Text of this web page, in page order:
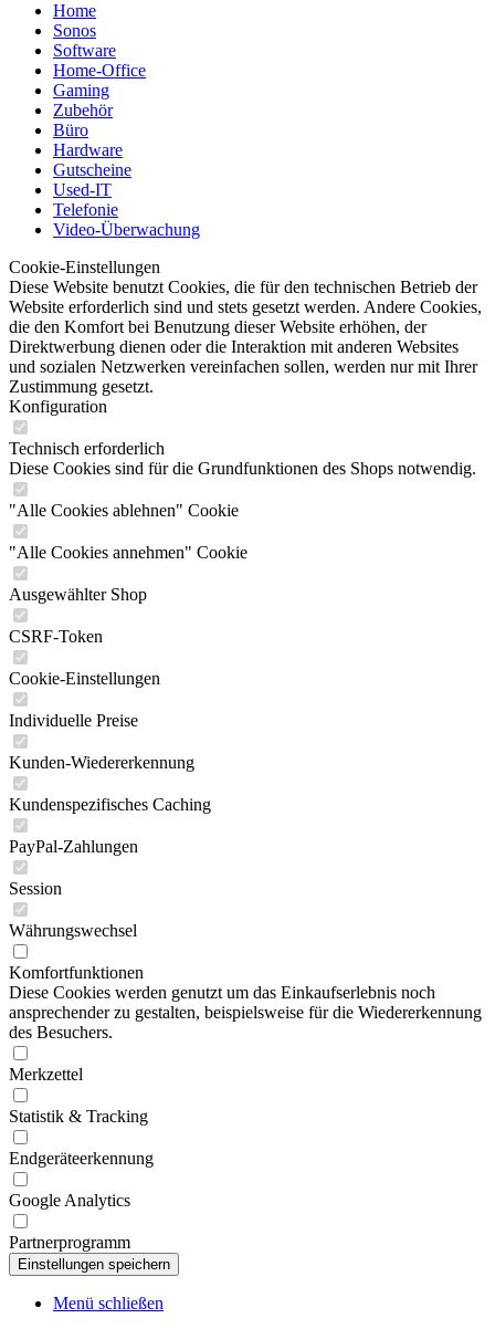
Home
Sonos
Software
Home-Office
Gaming
Zubehör
Büro
Hardware
Gutscheine
Used-IT
Telefonie
Video-Überwachung
Cookie-Einstellungen
Diese Website benutzt Cookies, die für den technischen Betrieb der
Website erforderlich sind und stets gesetzt werden. Andere Cookies,
die den Komfort bei Benutzung dieser Website erhöhen, der
Direktwerbung dienen oder die Interaktion mit anderen Websites
und sozialen Netzwerken vereinfachen sollen, werden nur mit Ihrer
Zustimmung gesetzt.
Konfiguration
Technisch erforderlich
Diese Cookies sind für die Grundfunktionen des Shops notwendig.
"Alle Cookies ablehnen" Cookie
"Alle Cookies annehmen" Cookie
Ausgewählter Shop
CSRF-Token
Cookie-Einstellungen
Individuelle Preise
Kunden-Wiedererkennung
Kundenspezifisches Caching
PayPal-Zahlungen
Session
Währungswechsel
Komfortfunktionen
Diese Cookies werden genutzt um das Einkaufserlebnis noch
ansprechender zu gestalten, beispielsweise für die Wiedererkennung
des Besuchers.
Merkzettel
Statistik & Tracking
Endgeräteerkennung
Google Analytics
Partnerprogramm
Menü schließen